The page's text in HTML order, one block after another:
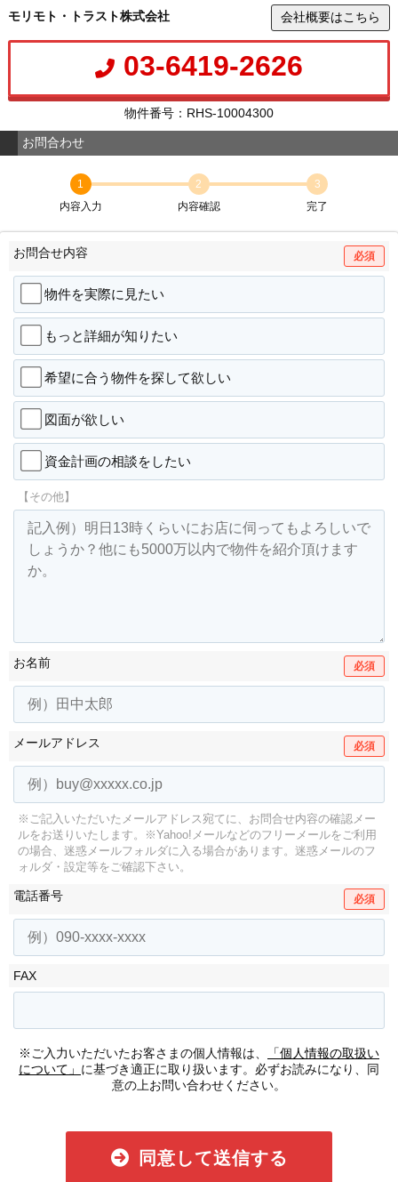
モリモト・トラスト株式会社 会社概要はこちら
03-6419-2626
物件番号：RHS-10004300
お問合わせ
1
内容入力
2
内容確認
3
完了
お問合せ内容 必須
物件を実際に見たい
もっと詳細が知りたい
希望に合う物件を探して欲しい
図面が欲しい
資金計画の相談をしたい
【その他】
お名前 必須
メールアドレス 必須
※ご記入いただいたメールアドレス宛てに、お問合せ内容の確認メー
ルをお送りいたします。
※Yahoo!メールなどのフリーメールをご利用
の場合、迷惑メールフォルダに入る場合があります。 迷惑メールのフ
ォルダ・設定等をご確認下さい。
電話番号 必須
FAX
※ご入力いただいたお客さまの個人情報は、
「個人情報の取扱い
について」 に基づき適正に取り扱います。必ずお読みになり、同
意の上お問い合わせください。
同意して送信する